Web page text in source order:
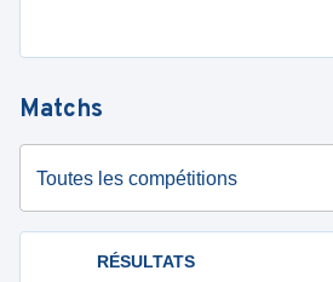
Matchs
Toutes les compétitions
RÉSULTATS